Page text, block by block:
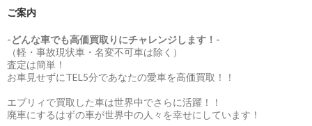
ご案内
-どんな車でも高価買取りにチャレンジします！-
（軽・事故現状車・名変不可車は除く）
査定は簡単！
お車見せずにTEL5分であなたの愛車を高価買取！！
エブリィで買取した車は世界中でさらに活躍！！
廃車にするはずの車が世界中の人々を幸せにしています！